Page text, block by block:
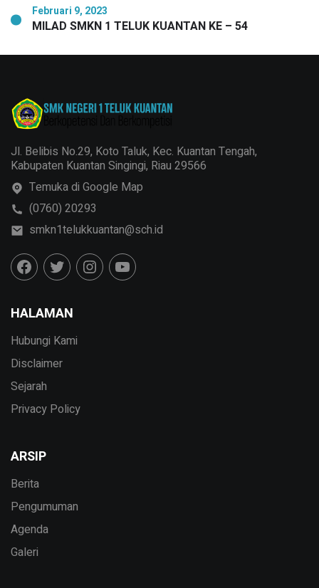
Februari 9, 2023
MILAD SMKN 1 TELUK KUANTAN KE – 54
Jl. Belibis No.29, Koto Taluk, Kec. Kuantan Tengah,
Kabupaten Kuantan Singingi, Riau 29566
Temuka di Google Map
(0760) 20293
smkn1telukkuantan@sch.id
HALAMAN
Hubungi Kami
Disclaimer
Sejarah
Privacy Policy
ARSIP
Berita
Pengumuman
Agenda
Galeri